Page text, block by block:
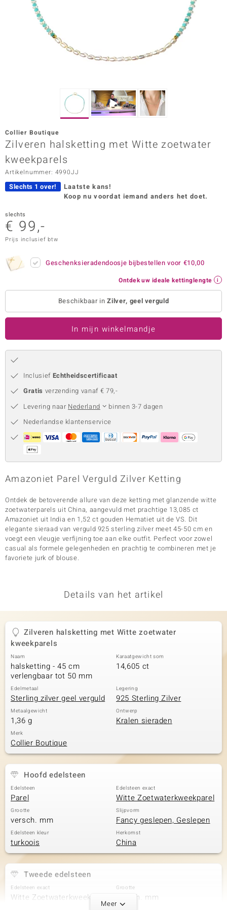
Vogue
Collier Boutique
Zilveren halsketting met Witte zoetwater
kweekparels
Artikelnummer: 4990JJ
Slechts 1 over!
Laatste kans!
Koop nu voordat iemand anders het doet.
slechts
€ 99,-
Prijs inclusief btw
Geschenksieradendoosje bijbestellen voor €10,00
Ontdek uw ideale kettinglengte
Beschikbaar inZilver, geel verguld
In mijn winkelmandje
Inclusief Echtheidscertificaat
Gratis verzending vanaf € 79,-
Levering naar Nederland
binnen 3-7 dagen
Nederlandse klantenservice
Amazoniet Parel Verguld Zilver Ketting
Ontdek de betoverende allure van deze ketting met glanzende witte
zoetwaterparels uit China, aangevuld met prachtige 13,085 ct
Amazoniet uit India en 1,52 ct gouden Hematiet uit de VS. Dit
elegante sieraad van verguld 925 sterling zilver meet 45-50 cm en
voegt een vleugje verfijning toe aan elke outfit. Perfect voor zowel
casual als formele gelegenheden en prachtig te combineren met je
favoriete jurk of blouse.
Details van het artikel
Zilveren halsketting met Witte zoetwater
kweekparels
Naam
halsketting - 45 cm
verlengbaar tot 50 mm
Karaatgewicht som
14,605 ct
Edelmetaal
Sterling zilver geel verguld
Legering
925 Sterling Zilver
Metaalgewicht
1,36 g
Ontwerp
Kralen sieraden
Merk
Collier Boutique
Hoofd edelsteen
Edelsteen
Parel
Edelsteen exact
Witte Zoetwaterkweekparel
Grootte
versch. mm
Slijpvorm
Fancy geslepen, Geslepen
Edelsteen kleur
turkoois
Herkomst
China
Tweede edelsteen
Edelsteen exact
Witte Zoetwaterkweekparel
Grootte
versch. mm
Meer